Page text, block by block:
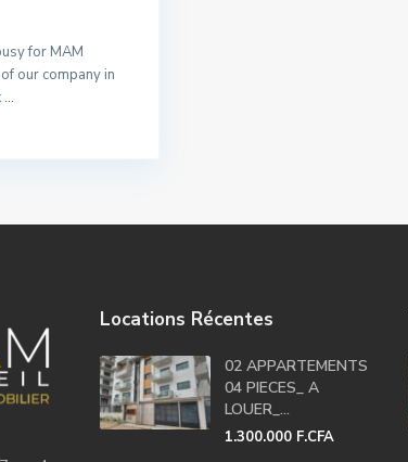
for MAM
our company in
...
Locations Récentes
02 APPARTEMENTS
04 PIECES_ A
LOUER_...
1.300.000 F.CFA